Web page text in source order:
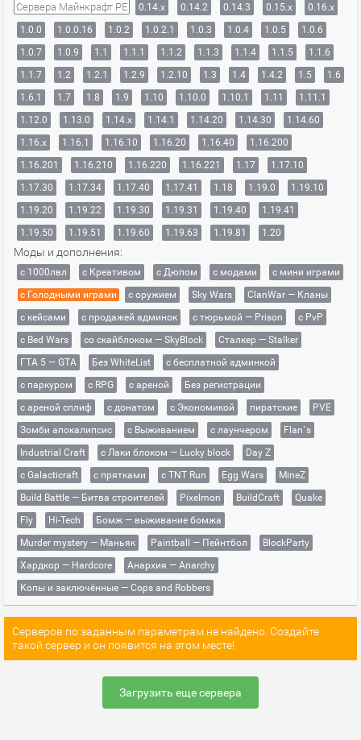
Сервера Майнкрафт PE 0.14.x 0.14.2 0.14.3 0.15.x
0.16.x
1.0.0
1.0.0.16 1.0.2 1.0.2.1 1.0.3 1.0.4 1.0.5
1.0.6
1.0.7
1.0.9 1.1 1.1.1 1.1.2 1.1.3 1.1.4 1.1.5
1.1.6
1.1.7
1.2 1.2.1 1.2.9 1.2.10 1.3 1.4 1.4.2 1.5
1.6
1.6.1
1.7 1.8 1.9 1.10 1.10.0 1.10.1 1.11
1.11.1
1.12.0
1.13.0 1.14.x 1.14.1 1.14.20 1.14.30
1.14.60
1.16.x
1.16.1 1.16.10 1.16.20 1.16.40
1.16.200
1.16.201
1.16.210 1.16.220 1.16.221 1.17
1.17.10
1.17.30
1.17.34 1.17.40 1.17.41 1.18 1.19.0
1.19.10
1.19.20
1.19.22 1.19.30 1.19.31 1.19.40
1.19.41
1.19.50
1.19.51 1.19.60 1.19.63 1.19.81 1.20
Моды и дополнения:
с 1000лвл c Креативом с Дюпом с модами
с мини играми
с Голодными играми
с оружием Sky Wars
ClanWar — Кланы
с кейсами
с продажей админок с тюрьмой — Prison
с PvP
с Bed Wars
со скайблоком — SkyBlock
Сталкер — Stalker
ГТА 5 — GTA
Без WhiteList
с бесплатной админкой
с паркуром
с RPG с ареной
Без регистрации
с ареной сплиф
с донатом с Экономикой пиратские
PVE
Зомби апокалипсис
с Выживанием с лаунчером
Flan`s
Industrial Craft
с Лаки блоком — Lucky block
Day Z
с Galacticraft
с прятками с TNT Run Egg Wars
MineZ
Build Battle — Битва строителей
Pixelmon BuildCraft
Quake
Fly
Hi-Tech
Бомж — выживание бомжа
Murder mystery — Маньяк
Paintball — Пейнтбол
BlockParty
Хардкор — Hardcore
Анархия — Anarchy
Копы и заключённые — Cops and Robbers
Серверов по заданным параметрам не найдено. Создайте
такой сервер и он появится на этом месте!
Загрузить еще сервера